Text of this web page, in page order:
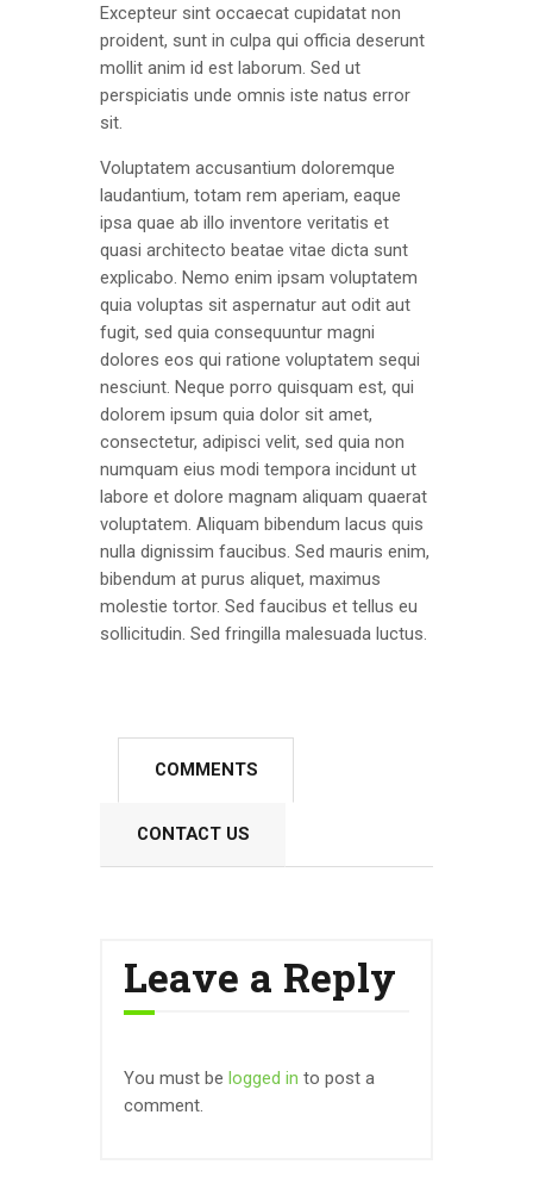
Excepteur sint occaecat cupidatat non
proident, sunt in culpa qui officia deserunt
mollit anim id est laborum. Sed ut
perspiciatis unde omnis iste natus error
sit.
Voluptatem accusantium doloremque
laudantium, totam rem aperiam, eaque
ipsa quae ab illo inventore veritatis et
quasi architecto beatae vitae dicta sunt
explicabo. Nemo enim ipsam voluptatem
quia voluptas sit aspernatur aut odit aut
fugit, sed quia consequuntur magni
dolores eos qui ratione voluptatem sequi
nesciunt. Neque porro quisquam est, qui
dolorem ipsum quia dolor sit amet,
consectetur, adipisci velit, sed quia non
numquam eius modi tempora incidunt ut
labore et dolore magnam aliquam quaerat
voluptatem. Aliquam bibendum lacus quis
nulla dignissim faucibus. Sed mauris enim,
bibendum at purus aliquet, maximus
molestie tortor. Sed faucibus et tellus eu
sollicitudin. Sed fringilla malesuada luctus.
COMMENTS
CONTACT US
Leave a Reply
You must be logged in to post a
comment.